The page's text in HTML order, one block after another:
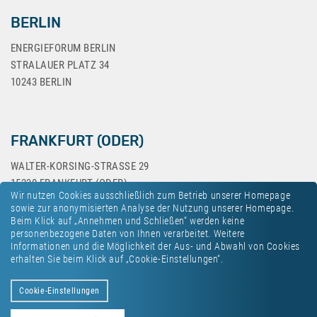
Wir nutzen Cookies ausschließlich zum Betrieb unserer Homepage
sowie zur anonymisierten Analyse der Nutzung unserer Homepage.
Beim Klick auf „Annehmen und Schließen“ werden keine
personenbezogene Daten von Ihnen verarbeitet. Weitere
Informationen und die Möglichkeit der Aus- und Abwahl von Cookies
erhalten Sie beim Klick auf „Cookie-Einstellungen“.
Cookie-Einstellungen
BERLIN
ENERGIEFORUM BERLIN
STRALAUER PLATZ 34
10243 BERLIN
FRANKFURT (ODER)
WALTER-KORSING-STRASSE 29
15230 FRANKFURT (ODER)